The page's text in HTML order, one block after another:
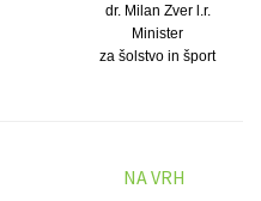
dr. Milan Zver l.r.
Minister
za šolstvo in šport
NA VRH